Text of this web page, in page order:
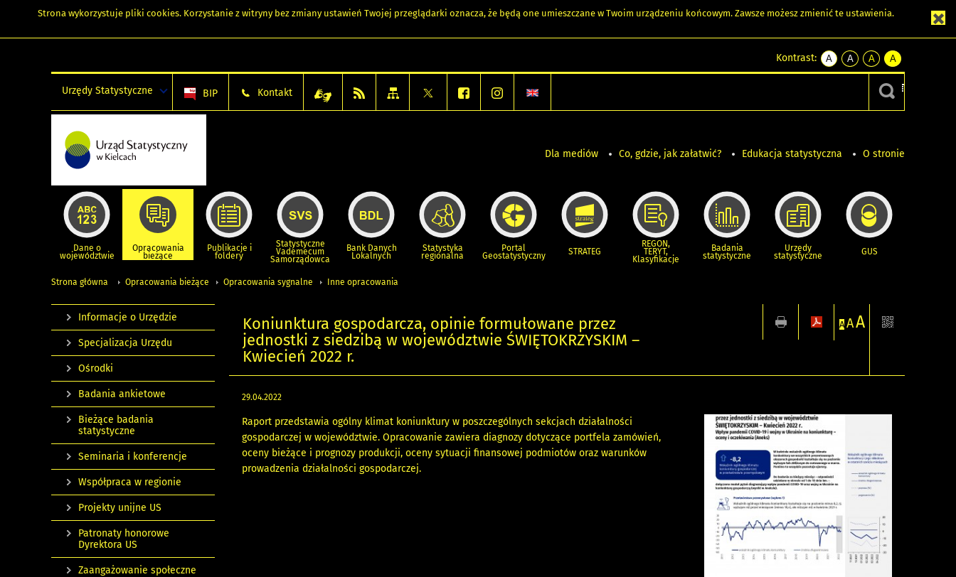
Strona wykorzystuje pliki cookies. Korzystanie z witryny bez zmiany ustawień Twojej przeglądarki oznacza, że będą one umieszczane w Twoim urządzeniu końcowym. Zawsze możesz zmienić te ustawienia.
Kontrast:
A
kontrast
A
kontrast
czarnym
A
kontrast
żółty
tekst
czarnym
A
kontrast
czarny
tekst
żółtym
Urzędy Statystyczne BIP Kontakt
Dla mediów Co, gdzie, jak załatwić? Edukacja statystyczna O stronie
Dane o
województwie
Opracowania
bieżące
Publikacje i
foldery
Statystyczne
Vademecum
Samorządowca
Bank Danych
Lokalnych
Statystyka
regionalna
Portal
Geostatystyczny STRATEG
REGON,
TERYT,
Klasyfikacje
Badania
statystyczne
Urzędy
statystyczne GUS
Strona główna Opracowania bieżące Opracowania sygnalne Inne opracowania
Koniunktura gospodarcza, opinie formułowane przez
jednostki z siedzibą w województwie ŚWIĘTOKRZYSKIM –
Kwiecień 2022 r.
A AA
29.04.2022
Raport przedstawia ogólny klimat koniunktury w poszczególnych sekcjach działalności
gospodarczej w województwie. Opracowanie zawiera diagnozy dotyczące portfela zamówień,
oceny bieżące i prognozy produkcji, oceny sytuacji finansowej podmiotów oraz warunków
prowadzenia działalności gospodarczej.
Informacje o Urzędzie
Specjalizacja Urzędu
Ośrodki
Badania ankietowe
Bieżące badania
statystyczne
Seminaria i konferencje
Współpraca w regionie
Projekty unijne US
Patronaty honorowe
Dyrektora US
Zaangażowanie społeczne